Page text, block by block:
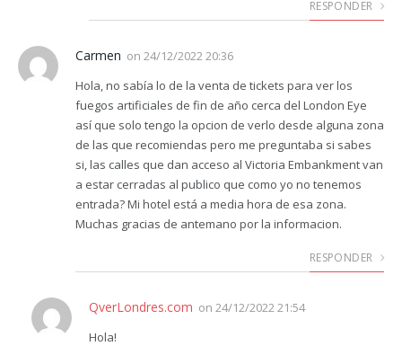
RESPONDER
Carmen on 24/12/2022 20:36
Hola, no sabía lo de la venta de tickets para ver los
fuegos artificiales de fin de año cerca del London Eye
así que solo tengo la opcion de verlo desde alguna zona
de las que recomiendas pero me preguntaba si sabes
si, las calles que dan acceso al Victoria Embankment van
a estar cerradas al publico que como yo no tenemos
entrada? Mi hotel está a media hora de esa zona.
Muchas gracias de antemano por la informacion.
RESPONDER
QverLondres.com on 24/12/2022 21:54
Hola!